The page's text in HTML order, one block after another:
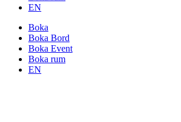
EN
Boka
Boka Bord
Boka Event
Boka rum
EN